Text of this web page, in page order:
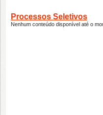
Processos Seletivos
Nenhum conteúdo disponível até o